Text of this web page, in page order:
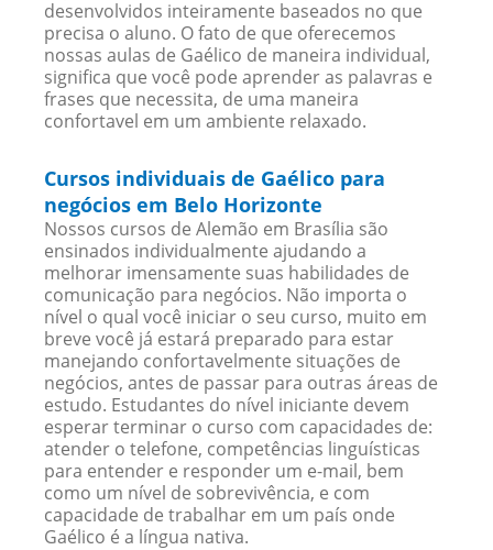
desenvolvidos inteiramente baseados no que
precisa o aluno. O fato de que oferecemos
nossas aulas de Gaélico de maneira individual,
significa que você pode aprender as palavras e
frases que necessita, de uma maneira
confortavel em um ambiente relaxado.
Cursos individuais de Gaélico para
negócios em Belo Horizonte
Nossos cursos de Alemão em Brasília são
ensinados individualmente ajudando a
melhorar imensamente suas habilidades de
comunicação para negócios. Não importa o
nível o qual você iniciar o seu curso, muito em
breve você já estará preparado para estar
manejando confortavelmente situações de
negócios, antes de passar para outras áreas de
estudo. Estudantes do nível iniciante devem
esperar terminar o curso com capacidades de:
atender o telefone, competências linguísticas
para entender e responder um e-mail, bem
como um nível de sobrevivência, e com
capacidade de trabalhar em um país onde
Gaélico é a língua nativa.